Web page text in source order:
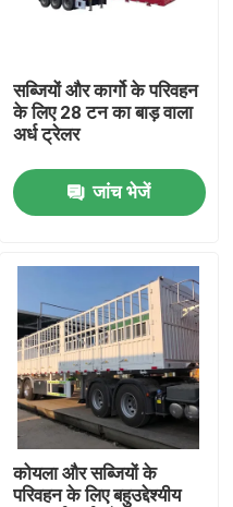
सब्जियों और कार्गो के परिवहन
के लिए 28 टन का बाड़ वाला
अर्ध ट्रेलर
जांच भेजें
कोयला और सब्जियों के
परिवहन के लिए बहुउद्देश्यीय